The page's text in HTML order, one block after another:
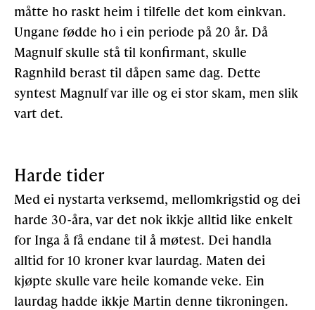
måtte ho raskt heim i tilfelle det kom einkvan.
Ungane fødde ho i ein periode på 20 år. Då
Magnulf skulle stå til konfirmant, skulle
Ragnhild berast til dåpen same dag. Dette
syntest Magnulf var ille og ei stor skam, men slik
vart det.
Harde tider
Med ei nystarta verksemd, mellomkrigstid og dei
harde 30-åra, var det nok ikkje alltid like enkelt
for Inga å få endane til å møtest. Dei handla
alltid for 10 kroner kvar laurdag. Maten dei
kjøpte skulle vare heile komande veke. Ein
laurdag hadde ikkje Martin denne tikroningen.